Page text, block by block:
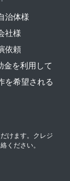
治体様
社様
依頼
金を利用して
を希望される
けます。クレジ
ください。